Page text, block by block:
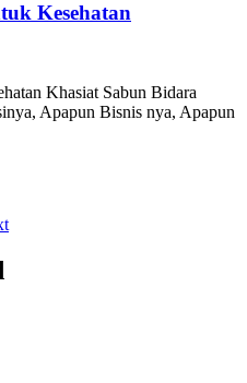
Kesehatan
Khasiat Sabun Bidara
Apapun Bisnis nya, Apapun